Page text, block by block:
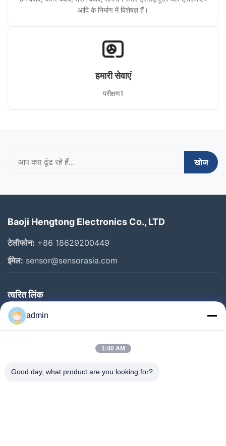
आदि के निर्माण में विशेषज्ञ हैं।
हमारी सेवाएं
परीक्षण1
खोज
Baoji Hengtong Electronics Co., LTD
टेलीफोन: +86 18629200449
ईमेल: sensor@sensorasia.com
त्वरित लिंक
घर
उत्पादों
हमारे बारे में
admin
1:40 AM
Good day, what product are you looking for?